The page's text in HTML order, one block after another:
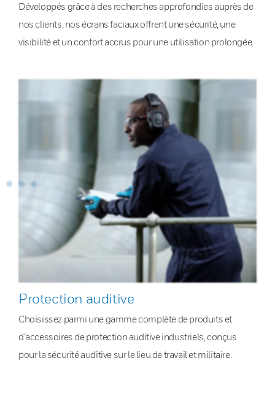
Développés grâce à des recherches approfondies auprès de
nos clients, nos écrans faciaux offrent une sécurité, une
visibilité et un confort accrus pour une utilisation prolongée.
Protection auditive
Choisissez parmi une gamme complète de produits et
d’accessoires de protection auditive industriels, conçus
pour la sécurité auditive sur le lieu de travail et militaire.